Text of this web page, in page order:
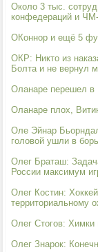
Около 3 тыс.
конфедераций и
ОКоннор и ещё 5
ОКР: Никто из
Болта и не вернул
Оланаре перешел
Оланаре плох,
Оле Эйнар
головой ушли в
Олег Браташ:
России максимум
Олег Костин:
территориальному
Олег Стогов: Химки
Олег Знарок: